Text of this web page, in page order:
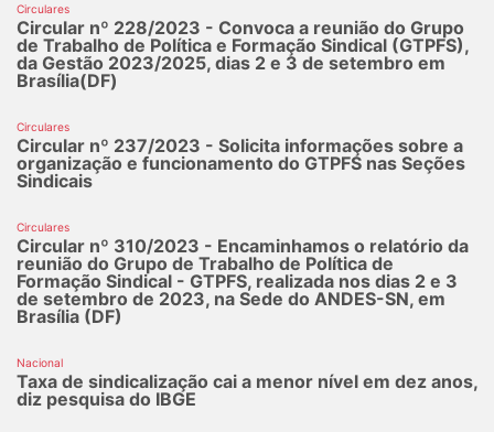
Circulares
Circular nº 228/2023 - Convoca a reunião do Grupo
de Trabalho de Política e Formação Sindical (GTPFS),
da Gestão 2023/2025, dias 2 e 3 de setembro em
Brasília(DF)
Circulares
Circular nº 237/2023 - Solicita informações sobre a
organização e funcionamento do GTPFS nas Seções
Sindicais
Circulares
Circular nº 310/2023 - Encaminhamos o relatório da
reunião do Grupo de Trabalho de Política de
Formação Sindical - GTPFS, realizada nos dias 2 e 3
de setembro de 2023, na Sede do ANDES-SN, em
Brasília (DF)
Nacional
Taxa de sindicalização cai a menor nível em dez anos,
diz pesquisa do IBGE